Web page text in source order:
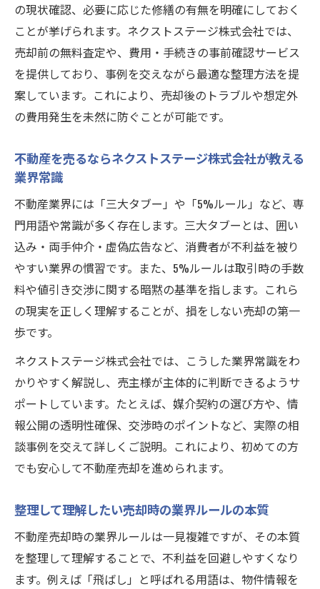
の現状確認、必要に応じた修繕の有無を明確にしておく
ことが挙げられます。ネクストステージ株式会社では、
売却前の無料査定や、費用・手続きの事前確認サービス
を提供しており、事例を交えながら最適な整理方法を提
案しています。これにより、売却後のトラブルや想定外
の費用発生を未然に防ぐことが可能です。
不動産を売るならネクストステージ株式会社が教える
業界常識
不動産業界には「三大タブー」や「5%ルール」など、専
門用語や常識が多く存在します。三大タブーとは、囲い
込み・両手仲介・虚偽広告など、消費者が不利益を被り
やすい業界の慣習です。また、5%ルールは取引時の手数
料や値引き交渉に関する暗黙の基準を指します。これら
の現実を正しく理解することが、損をしない売却の第一
歩です。
ネクストステージ株式会社では、こうした業界常識をわ
かりやすく解説し、売主様が主体的に判断できるようサ
ポートしています。たとえば、媒介契約の選び方や、情
報公開の透明性確保、交渉時のポイントなど、実際の相
談事例を交えて詳しくご説明。これにより、初めての方
でも安心して不動産売却を進められます。
整理して理解したい売却時の業界ルールの本質
不動産売却時の業界ルールは一見複雑ですが、その本質
を整理して理解することで、不利益を回避しやすくなり
ます。例えば「飛ばし」と呼ばれる用語は、物件情報を